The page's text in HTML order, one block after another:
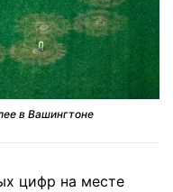
в Вашингтоне
цифр на месте